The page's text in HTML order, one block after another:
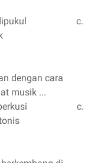
c.
dengan cara
musik ...
c.